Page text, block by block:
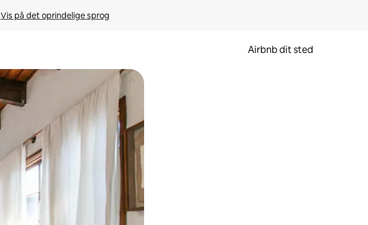
Vis på det oprindelige sprog
Airbnb dit sted